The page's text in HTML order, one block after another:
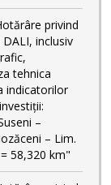
privind
inclusiv
tehnica
indicatorilor
–
– Lim.
58,320 km"